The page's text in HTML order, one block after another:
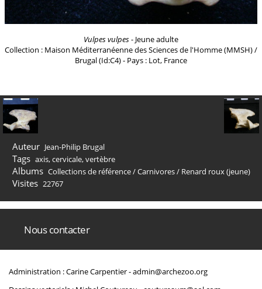
Vulpes vulpes- Jeune adulte
Collection : Maison Méditerranéenne des Sciences de l'Homme (MMSH) /
Brugal (Id:C4) - Pays : Lot, France
Auteur Jean-Philip Brugal
Tags axis,cervicale,vertèbre
Albums Collections de référence/Carnivores/ Renard roux (jeune)
Visites 22767
Nous contacter
Administration : Carine Carpentier -admin@archezoo.org